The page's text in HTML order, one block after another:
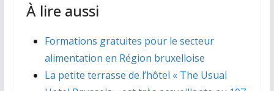
À lire aussi
Formations gratuites pour le secteur
alimentation en Région bruxelloise
La petite terrasse de l’hôtel « The Usual